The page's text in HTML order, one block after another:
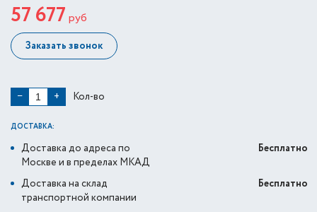
57 677 руб
Заказать звонок
− + Кол-во
ДОСТАВКА:
Доставка до адреса по
Москве и в пределах МКАД
Бесплатно
Доставка на склад
транспортной компании
Бесплатно